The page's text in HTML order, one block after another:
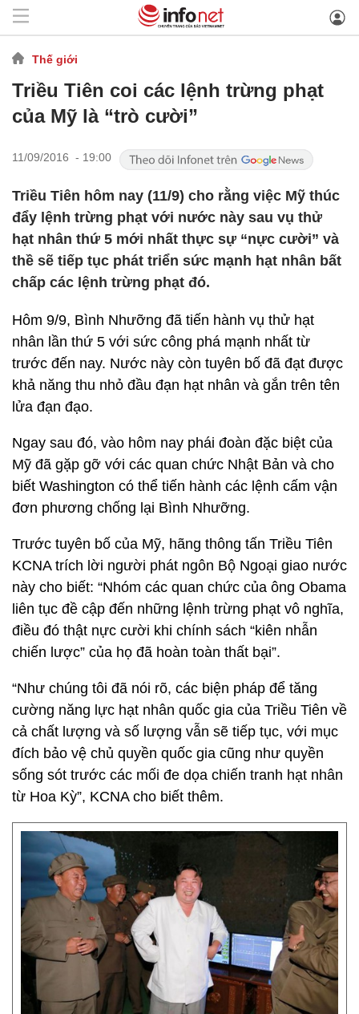
Thế giới
Triều Tiên coi các lệnh trừng phạt
của Mỹ là “trò cười”
11/09/2016 - 19:00
Triều Tiên hôm nay (11/9) cho rằng việc Mỹ thúc
đẩy lệnh trừng phạt với nước này sau vụ thử
hạt nhân thứ 5 mới nhất thực sự “nực cười” và
thề sẽ tiếp tục phát triển sức mạnh hạt nhân bất
chấp các lệnh trừng phạt đó.
Hôm 9/9, Bình Nhưỡng đã tiến hành vụ thử hạt
nhân lần thứ 5 với sức công phá mạnh nhất từ
trước đến nay. Nước này còn tuyên bố đã đạt được
khả năng thu nhỏ đầu đạn hạt nhân và gắn trên tên
lửa đạn đạo.
Ngay sau đó, vào hôm nay phái đoàn đặc biệt của
Mỹ đã gặp gỡ với các quan chức Nhật Bản và cho
biết Washington có thể tiến hành các lệnh cấm vận
đơn phương chống lại Bình Nhưỡng.
Trước tuyên bố của Mỹ, hãng thông tấn Triều Tiên
KCNA trích lời người phát ngôn Bộ Ngoại giao nước
này cho biết: “Nhóm các quan chức của ông Obama
liên tục đề cập đến những lệnh trừng phạt vô nghĩa,
điều đó thật nực cười khi chính sách “kiên nhẫn
chiến lược” của họ đã hoàn toàn thất bại”.
“Như chúng tôi đã nói rõ, các biện pháp để tăng
cường năng lực hạt nhân quốc gia của Triều Tiên về
cả chất lượng và số lượng vẫn sẽ tiếp tục, với mục
đích bảo vệ chủ quyền quốc gia cũng như quyền
sống sót trước các mối đe dọa chiến tranh hạt nhân
từ Hoa Kỳ”, KCNA cho biết thêm.